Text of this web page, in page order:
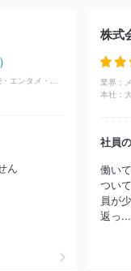
Ｓｐａｒｋｌｉｎｇ
株式会社ロッ
Ａホールディングス株式
アイテック株式会
株式会社大林デザイン
会社ＮＩコンサルティ
一般社
デロイ
株式会社日本能率
広告・マスコミ(芸能・エンタメ・映画・音楽)
ん
業界：
本社：
社員
働い
つい
員が
返っ...